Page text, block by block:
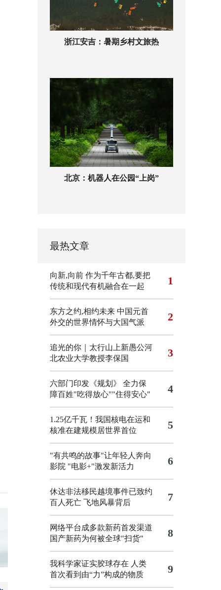
浙江安吉：暑期乡村文旅热
北京：机器人在公园“上岗”
最热文章
向新,向前 作为千年古都,要把
传统和现代有机融合在一起
1
东方之约,相约未来 中国元首
外交的世界情怀与大国气派
2
追光的你｜太行山上新愚公河
北农业大学教授李保国
3
六部门印发《规划》 全力保
障百姓"吃得放心""住得安心"
4
1.25亿千瓦！我国核电在运和
核准在建规模居世界首位
5
"有共鸣的故事"让年轻人奔向
影院 "电影+"激发新活力 6
休达非法移民越境事件已致约
百人死亡 飞地风暴背后 7
网络平台成多款新药首发渠道
国产新药为何被全球"扫货"
8
我科学家证实胶球存在 人类
首次看到由“力”构成的物质
9